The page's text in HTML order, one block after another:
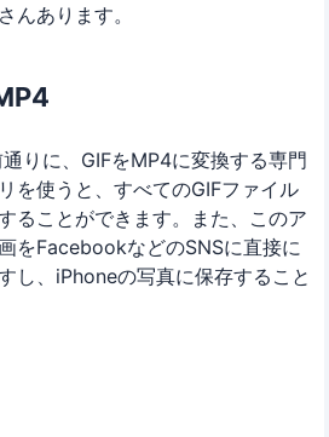
んあります。
りに、GIFをMP4に変換する専門
を使うと、すべてのGIFファイル
ることができます。また、このア
をFacebookなどのSNSに直接に
し、iPhoneの写真に保存すること